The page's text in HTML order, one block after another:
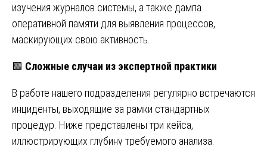
изучения журналов системы, а также дампа
оперативной памяти для выявления процессов,
маскирующих свою активность.
🟩 Сложные случаи из экспертной практики
В работе нашего подразделения регулярно встречаются
инциденты, выходящие за рамки стандартных
процедур. Ниже представлены три кейса,
иллюстрирующих глубину требуемого анализа.